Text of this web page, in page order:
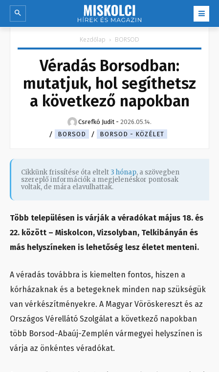
Kezdőlap BORSOD
Véradás Borsodban:
mutatjuk, hol segíthetsz
a következő napokban
Csrefkó Judit - 2026.05.14.
BORSOD
BORSOD - KÖZÉLET
Cikkünk frissítése óta eltelt 3 hónap, a szövegben
szereplő információk a megjelenéskor pontosak
voltak, de mára elavulhattak.
Több településen is várják a véradókat május 18. és
22. között – Miskolcon, Vizsolyban, Telkibányán és
más helyszíneken is lehetőség lesz életet menteni.
A véradás továbbra is kiemelten fontos, hiszen a
kórházaknak és a betegeknek minden nap szükségük
van vérkészítményekre. A Magyar Vöröskereszt és az
Országos Vérellátó Szolgálat a következő napokban
több Borsod-Abaúj-Zemplén vármegyei helyszínen is
várja az önkéntes véradókat.